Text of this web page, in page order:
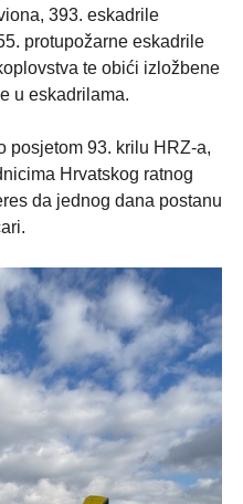
393. eskadrile
protupožarne eskadrile
te obići izložbene
u eskadrilama.
posjetom 93. krilu HRZ-a,
Hrvatskog ratnog
da jednog dana postanu